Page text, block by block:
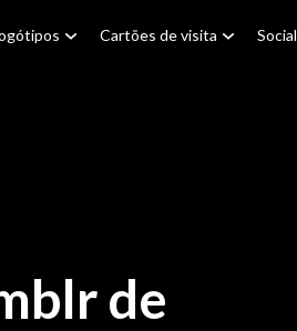
Cartões de visita Social
de